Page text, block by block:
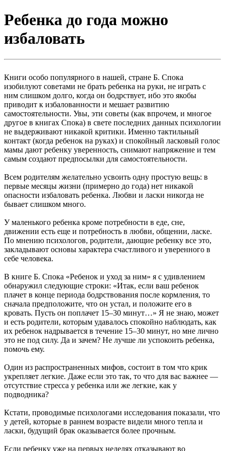
Ребенка до года можно
избаловать
Книги особо популярного в нашей, стране Б. Спока
изобилуют советами не брать ребенка на руки, не играть с
ним слишком долго, когда он бодрствует, ибо это якобы
приводит к избалованности и мешает развитию
самостоятельности. Увы, эти советы (как впрочем, и многое
другое в книгах Спока) в свете последних данных психологии
не выдерживают никакой критики. Именно тактильный
контакт (когда ребенок на руках) и спокойный ласковый голос
мамы дают ребенку уверенность, снимают напряжение и тем
самым создают предпосылки для самостоятельности.
Всем родителям желательно усвоить одну простую вещь: в
первые месяцы жизни (примерно до года) нет никакой
опасности избаловать ребенка. Любви и ласки никогда не
бывает слишком много.
У маленького ребенка кроме потребности в еде, сне,
движении есть еще и потребность в любви, общении, ласке.
По мнению психологов, родители, дающие ребенку все это,
закладывают основы характера счастливого и уверенного в
себе человека.
В книге Б. Спока «Ребенок и уход за ним» я с удивлением
обнаружил следующие строки: «Итак, если ваш ребенок
плачет в конце периода бодрствования после кормления, то
сначала предположите, что он устал, и положите его в
кровать. Пусть он поплачет 15–30 минут…» Я не знаю, может
и есть родители, которым удавалось спокойно наблюдать, как
их ребенок надрывается в течение 15–30 минут, но мне лично
это не под силу. Да и зачем? Не лучше ли успокоить ребенка,
помочь ему.
Один из распространенных мифов, состоит в том что крик
укрепляет легкие. Даже если это так, то что для вас важнее —
отсутствие стресса у ребенка или же легкие, как у
подводника?
Кстати, проводимые психологами исследования показали, что
у детей, которые в раннем возрасте видели много тепла и
ласки, будущий брак оказывается более прочным.
Если ребенку уже на первых неделях отказывают во